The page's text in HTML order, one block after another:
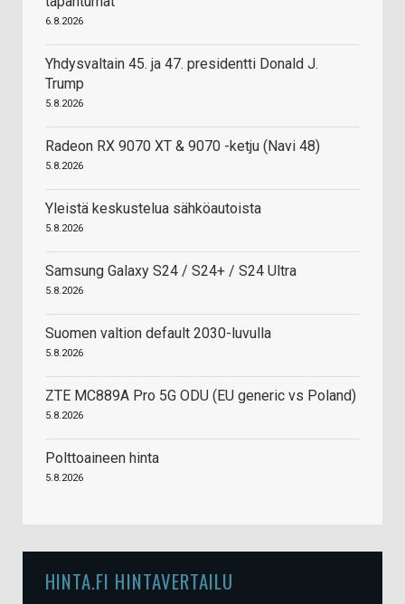
6.8.2026
Yhdysvaltain 45. ja 47. presidentti Donald J.
Trump
5.8.2026
Radeon RX 9070 XT & 9070 -ketju (Navi 48)
5.8.2026
Yleistä keskustelua sähköautoista
5.8.2026
Samsung Galaxy S24 / S24+ / S24 Ultra
5.8.2026
Suomen valtion default 2030-luvulla
5.8.2026
ZTE MC889A Pro 5G ODU (EU generic vs Poland)
5.8.2026
Polttoaineen hinta
5.8.2026
HINTA.FI HINTAVERTAILU